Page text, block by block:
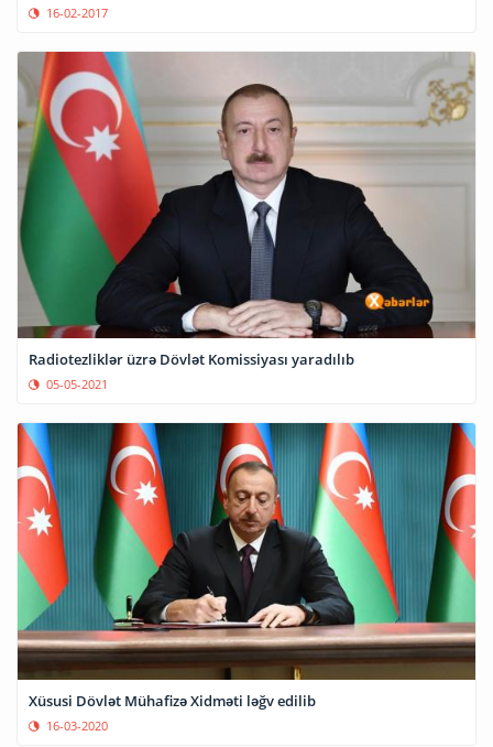
16-02-2017
Radiotezliklər üzrə Dövlət Komissiyası yaradılıb
05-05-2021
Xüsusi Dövlət Mühafizə Xidməti ləğv edilib
16-03-2020